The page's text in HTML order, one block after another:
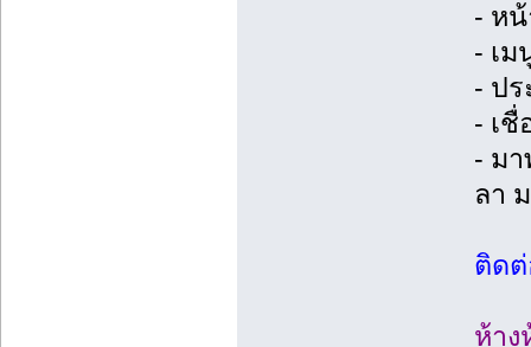
- ห
- เ
- ป
- เชื่
- ม
ลา
ติดต่
ห้าง